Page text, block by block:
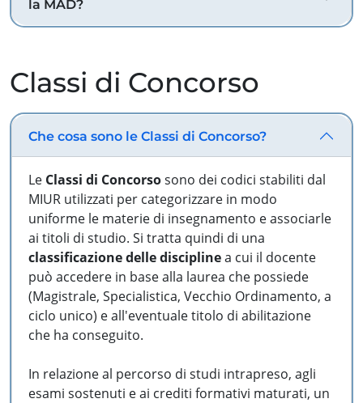
la MAD?
Classi di Concorso
Che cosa sono le Classi di Concorso?
Le Classi di Concorsosono dei codici stabiliti dal
MIUR utilizzati per categorizzare in modo
uniforme le materie di insegnamento e associarle
ai titoli di studio. Si tratta quindi di una
classificazione delle disciplinea cui il docente
può accedere in base alla laurea che possiede
(Magistrale, Specialistica, Vecchio Ordinamento, a
ciclo unico) e all'eventuale titolo di abilitazione
che ha conseguito.
In relazione al percorso di studi intrapreso, agli
esami sostenuti e ai crediti formativi maturati, un